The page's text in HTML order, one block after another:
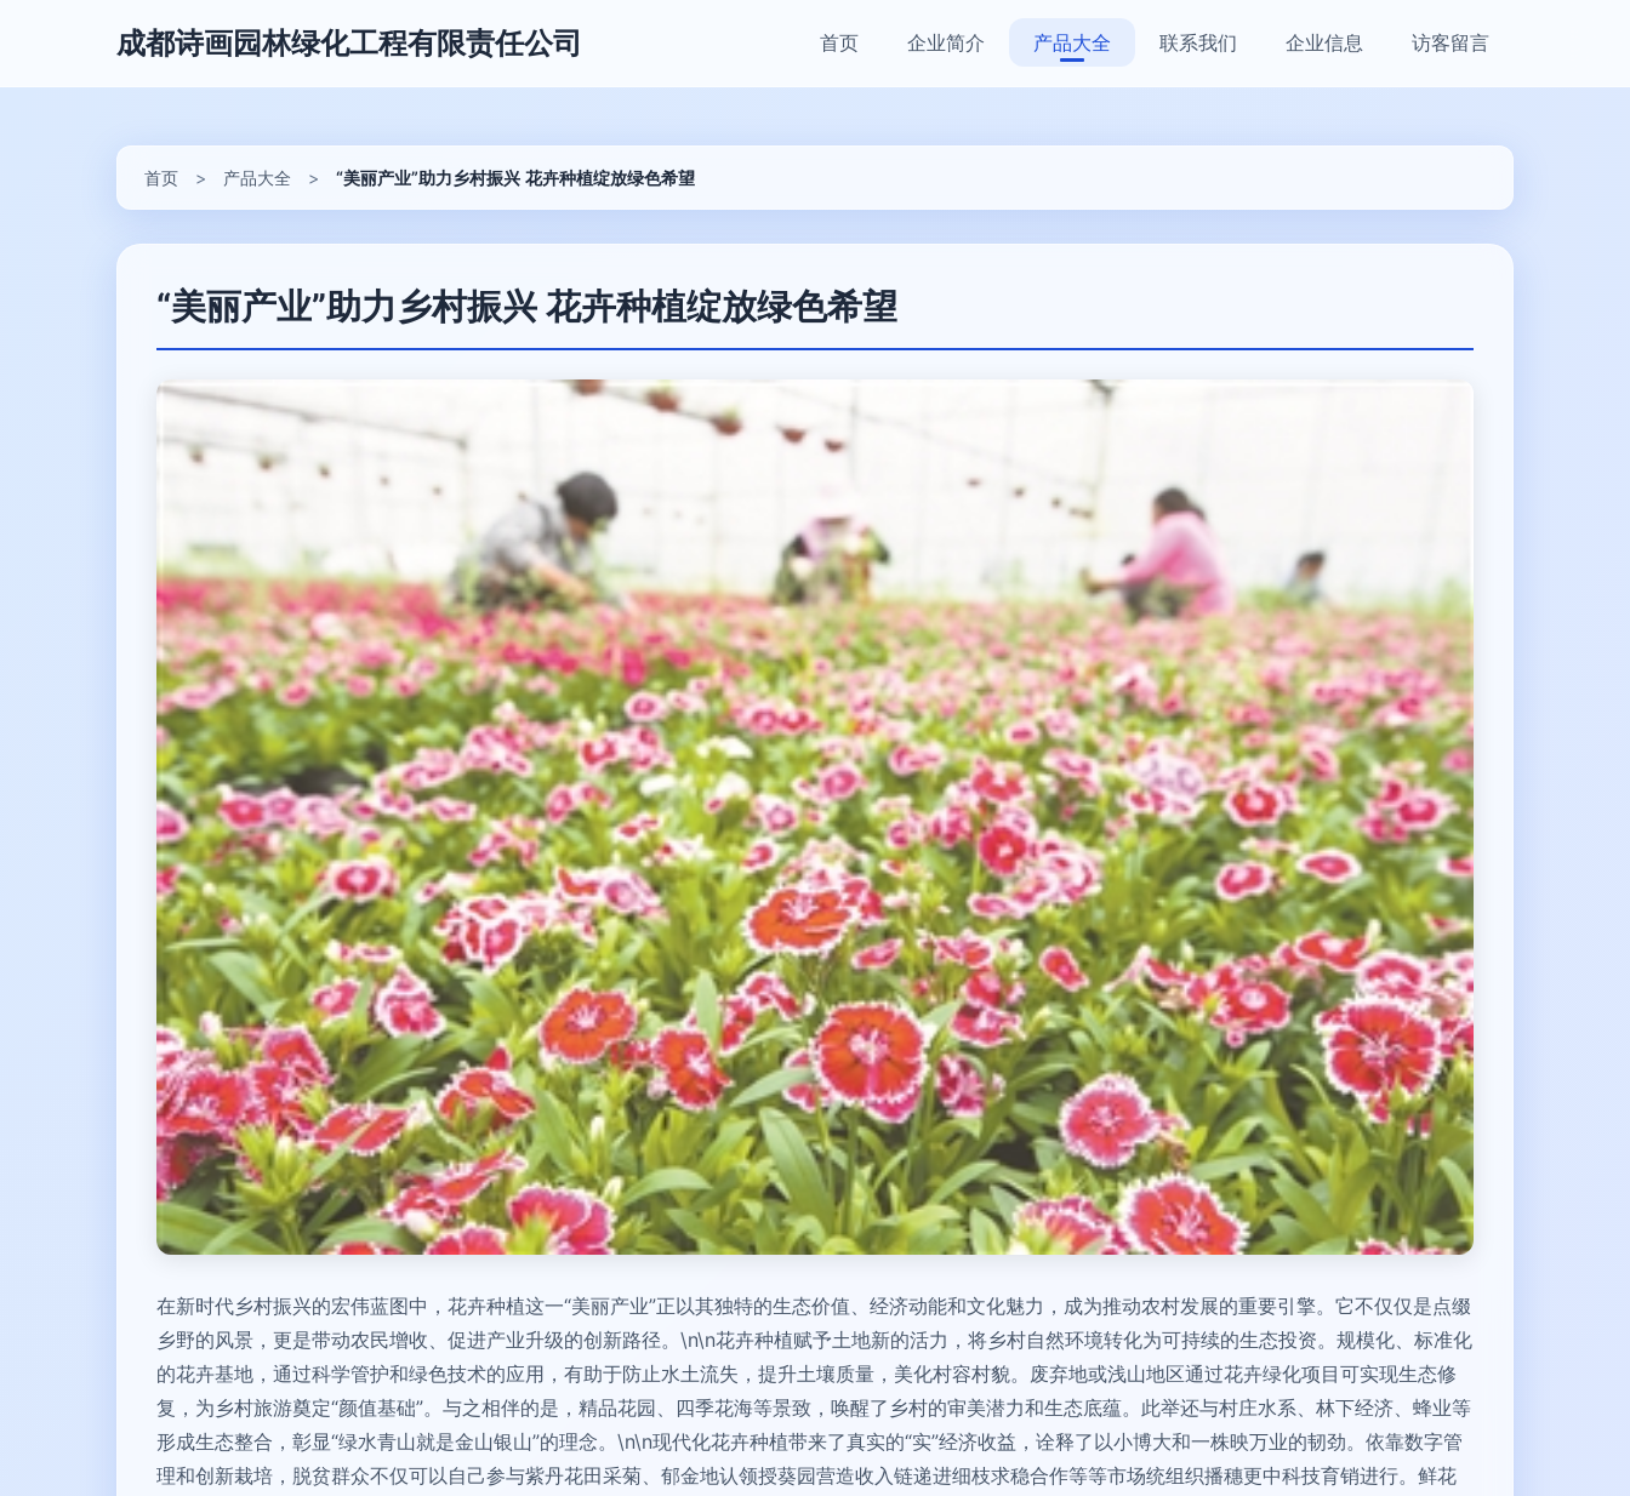
成都诗画园林绿化工程有限责任公司 首页 企业简介 产品大全 联系我们 企业信息 访客留言
首页 > 产品大全 > “美丽产业”助力乡村振兴 花卉种植绽放绿色希望
“美丽产业”助力乡村振兴 花卉种植绽放绿色希望
在新时代乡村振兴的宏伟蓝图中，花卉种植这一“美丽产业”正以其独特的生态价值、经济动能和文化魅力，成为推动农村发展的重要引擎。它不仅仅是点缀
乡野的风景，更是带动农民增收、促进产业升级的创新路径。\n\n花卉种植赋予土地新的活力，将乡村自然环境转化为可持续的生态投资。规模化、标准化
的花卉基地，通过科学管护和绿色技术的应用，有助于防止水土流失，提升土壤质量，美化村容村貌。废弃地或浅山地区通过花卉绿化项目可实现生态修
复，为乡村旅游奠定“颜值基础”。与之相伴的是，精品花园、四季花海等景致，唤醒了乡村的审美潜力和生态底蕴。此举还与村庄水系、林下经济、蜂业等
形成生态整合，彰显“绿水青山就是金山银山”的理念。\n\n现代化花卉种植带来了真实的“实”经济收益，诠释了以小博大和一株映万业的韧劲。依靠数字管
理和创新栽培，脱贫群众不仅可以自己参与紫丹花田采菊、郁金地认领授葵园营造收入链递进细枝求稳合作等等市场统组织播穗更中科技育销进行。鲜花